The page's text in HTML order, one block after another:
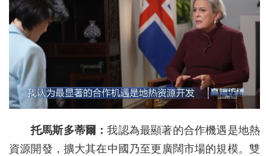
托馬斯多蒂爾：我認為最顯著的合作機遇是地熱
資源開發，擴大其在中國乃至更廣闊市場的規模。雙